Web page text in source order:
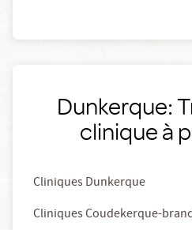
Dunkerque:
clinique à
Cliniques Dunkerque
Cliniques Coudekerque-